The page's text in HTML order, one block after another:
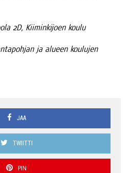
2D, Kii­min­ki­joen koulu
ja alu­een kou­lu­jen
JAA
TWIITTI
PIN